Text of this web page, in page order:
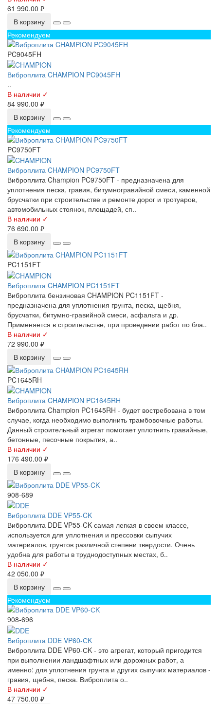
61 990.00 ₽
В корзину
Рекомендуем
PC9045FH
Виброплита CHAMPION PC9045FH
..
В наличии ✓
84 990.00 ₽
В корзину
Рекомендуем
PC9750FT
Виброплита CHAMPION PC9750FT
Виброплита Champion PC9750FT - предназначена для
уплотнения песка, гравия, битумногравийной смеси, каменной
брусчатки при строительстве и ремонте дорог и тротуаров,
автомобильных стоянок, площадей, сп..
В наличии ✓
76 690.00 ₽
В корзину
PC1151FT
Виброплита CHAMPION PC1151FT
Виброплита бензиновая CHAMPION PC1151FT -
предназначена для уплотнения грунта, песка, щебня,
брусчатки, битумно-гравийной смеси, асфальта и др.
Применяется в строительстве, при проведении работ по бла..
В наличии ✓
72 990.00 ₽
В корзину
PC1645RH
Виброплита CHAMPION PC1645RH
Виброплита Champion PC1645RH - будет востребована в том
случае, когда необходимо выполнить трамбовочные работы.
Данный строительный агрегат помогает уплотнить гравийные,
бетонные, песочные покрытия, а..
В наличии ✓
176 490.00 ₽
В корзину
908-689
Виброплита DDE VP55-CK
Виброплита DDE VP55-CK самая легкая в своем классе,
используется для уплотнения и прессовки сыпучих
материалов, грунтов различной степени твердости. Очень
удобна для работы в труднодоступных местах, б..
В наличии ✓
42 050.00 ₽
В корзину
Рекомендуем
908-696
Виброплита DDE VP60-СK
Виброплита DDE VP60-СK - это агрегат, который пригодится
при выполнении ландшафтных или дорожных работ, а
именно: для уплотнения грунта и других сыпучих материалов -
гравия, щебня, песка. Виброплита о..
В наличии ✓
47 750.00 ₽